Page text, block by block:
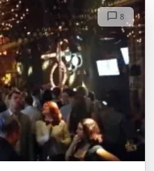
8